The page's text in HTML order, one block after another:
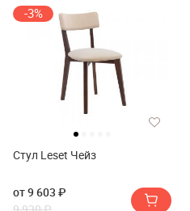
-3%
Стул Leset Чейз
от 9 603 ₽